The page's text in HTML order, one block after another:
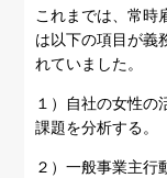
これまでは、常時
は以下の項目が義
れていました。
１）自社の女性の
課題を分析する。
２）一般事業主行